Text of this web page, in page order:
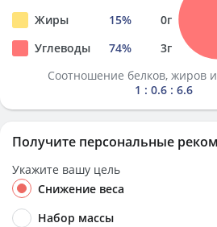
Жиры
15% 0г
Углеводы
74% 3г
Соотношение белков, жиров
1 : 0.6 : 6.6
Получите персональные
Укажите вашу цель
Снижение веса
Набор массы